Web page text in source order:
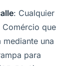
: Cualquier
Comércio que
una
para